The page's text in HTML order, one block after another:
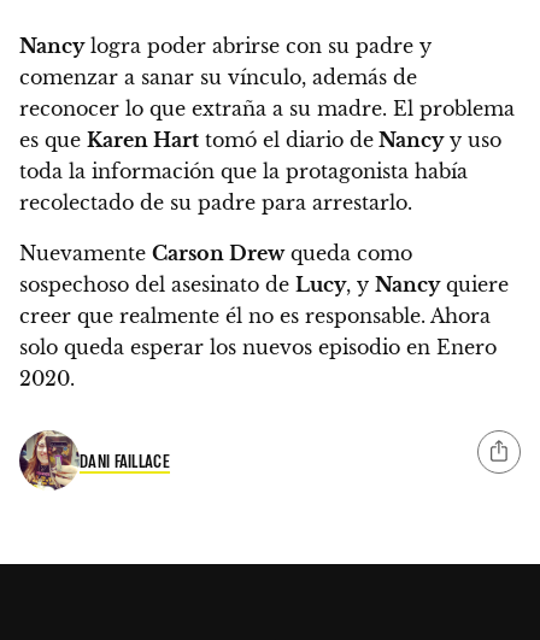
Nancylogra poder abrirse con su padre y
comenzar a sanar su vínculo, además de
reconocer lo que extraña a su madre. El problema
es que Karen Hart tomó el diario de Nancyy uso
toda la información que la protagonista había
recolectado de su padre para arrestarlo.
Nuevamente Carson Drewqueda como
sospechoso del asesinato de Lucy, y Nancyquiere
creer que realmente él no es responsable. Ahora
solo queda esperar los nuevos episodio en Enero
2020.
DANI FAILLACE